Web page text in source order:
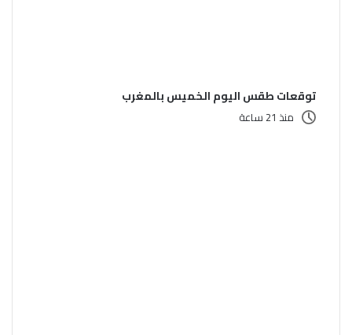
توقعات طقس اليوم الخميس بالمغرب
منذ 21 ساعة